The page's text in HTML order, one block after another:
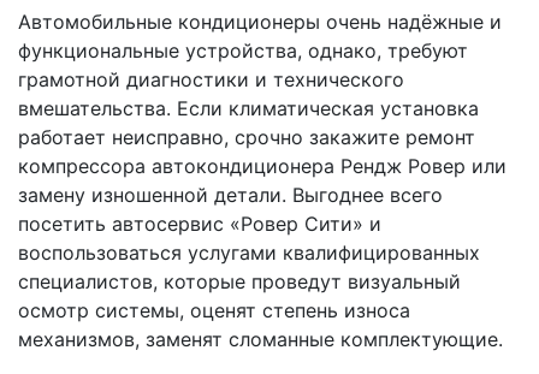
Автомобильные кондиционеры очень надёжные и
функциональные устройства, однако, требуют
грамотной диагностики и технического
вмешательства. Если климатическая установка
работает неисправно, срочно закажите ремонт
компрессора автокондиционера Рендж Ровер или
замену изношенной детали. Выгоднее всего
посетить автосервис «Ровер Сити» и
воспользоваться услугами квалифицированных
специалистов, которые проведут визуальный
осмотр системы, оценят степень износа
механизмов, заменят сломанные комплектующие.